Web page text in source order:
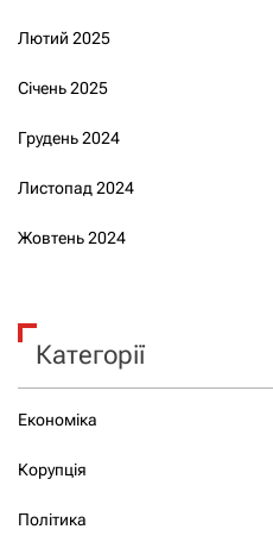
Лютий 2025
Січень 2025
Грудень 2024
Листопад 2024
Жовтень 2024
Категорії
Економіка
Корупція
Політика